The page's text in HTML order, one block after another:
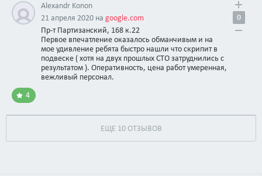
Alexandr Konon
21 апреля 2020 на google.com
Пр-т Партизанский, 168 к.22
Первое впечатление оказалось обманчивым и на
мое удивление ребята быстро нашли что скрипит в
подвеске ( хотя на двух прошлых СТО затруднились с
результатом ). Оперативность, цена работ умеренная,
вежливый персонал.
0
4
ЕЩЕ 10 ОТЗЫВОВ